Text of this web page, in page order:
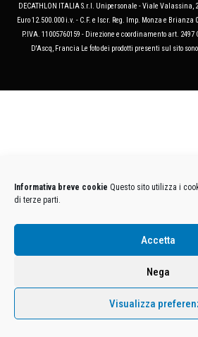
Informativa breve cookie Questo sito utilizza i
di terze parti.
Accetta
Nega
Visualizza
DECATHLON ITALIA S.r.l. Unipersonale - Viale Valassina,
Euro 12.500.000 i.v. - C.F. e Iscr. Reg. Imp. Monza e Brianza
P.IVA. 11005760159 - Direzione e coordinamento art. 2497
D'Ascq, Francia Le foto dei prodotti presenti sul sito